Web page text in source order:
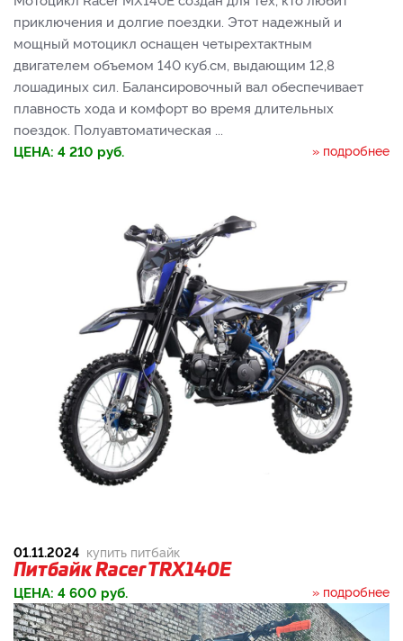
приключения и долгие поездки. Этот надежный и
мощный мотоцикл оснащен четырехтактным
двигателем объемом 140 куб.см, выдающим 12,8
лошадиных сил. Балансировочный вал обеспечивает
плавность хода и комфорт во время длительных
поездок. Полуавтоматическая ...
ЦЕНА: 4 210 руб. » подробнее
01.11.2024 купить питбайк
Питбайк Racer TRX140E
ЦЕНА: 4 600 руб. » подробнее